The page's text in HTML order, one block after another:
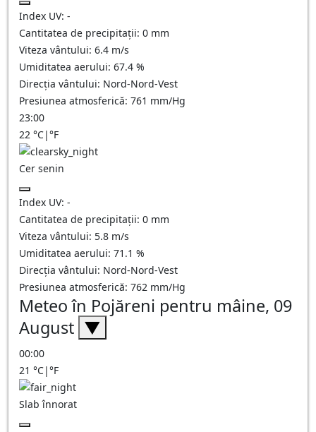
Index UV: -
Cantitatea de precipitații: 0 mm
Viteza vântului: 6.4 m/s
Umiditatea aerului: 67.4 %
Direcția vântului: Nord-Nord-Vest
Presiunea atmosferică: 761 mm/Hg
23:00
22 °C|°F
Cer senin
Index UV: -
Cantitatea de precipitații: 0 mm
Viteza vântului: 5.8 m/s
Umiditatea aerului: 71.1 %
Direcția vântului: Nord-Nord-Vest
Presiunea atmosferică: 762 mm/Hg
Meteo în Pojăreni pentru mâine, 09
August ▼
00:00
21 °C|°F
Slab înnorat